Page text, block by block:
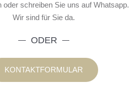
oder schreiben Sie uns auf Whatsapp.
Wir sind für Sie da.
ODER
KONTAKTFORMULAR